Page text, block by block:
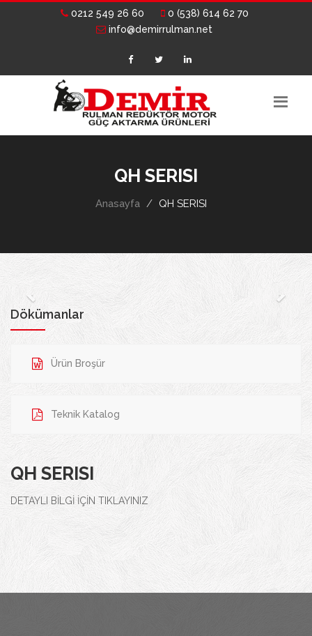
0212 549 26 60
0 (538) 614 62 70
info@demirrulman.net
QH SERISI
Anasayfa QH SERISI
Previous Next
Dökümanlar
Ürün Broşür
Teknik Katalog
QH SERISI
DETAYLI BİLGİ İÇİN TIKLAYINIZ